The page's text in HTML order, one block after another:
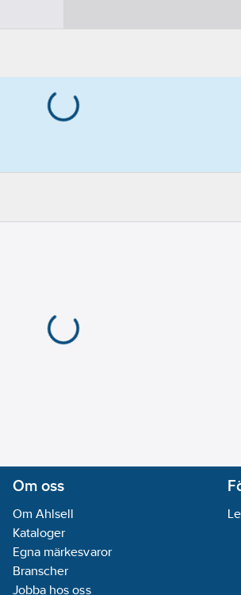
Om oss
Om Ahlsell
Kataloger
Egna märkesvaror
Branscher
Jobba hos oss